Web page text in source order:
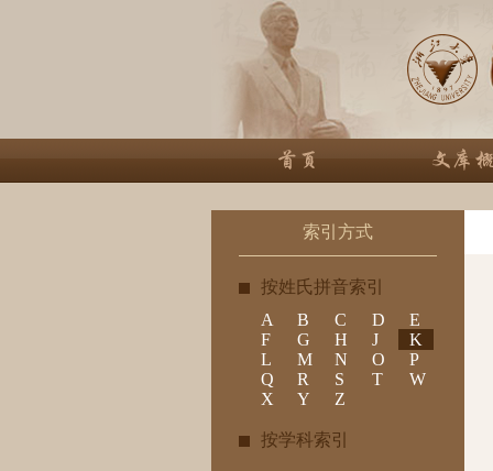
索引方式
按姓氏拼音索引
A
B C D
E
F
G H J
K
L
M N O
P
Q
R S T
W
X
Y Z
按学科索引